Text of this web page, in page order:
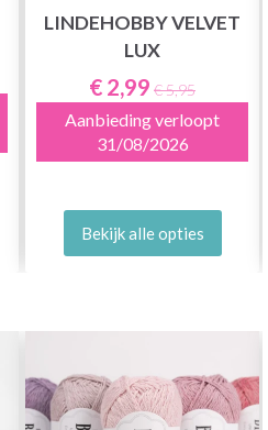
LINDEHOBBY VELVET
LUX
€ 2,99 € 5,95
Aanbieding verloopt
31/08/2026
Bekijk alle opties